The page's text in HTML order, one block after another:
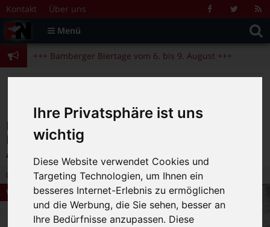
Ihre Privatsphäre ist uns
wichtig
Diese Website verwendet Cookies und
Targeting Technologien, um Ihnen ein
besseres Internet-Erlebnis zu ermöglichen
und die Werbung, die Sie sehen, besser an
Ihre Bedürfnisse anzupassen. Diese
Zum Inhalt springen
Kontakt Über uns FacebookTwitter
Menü
Suche
nach:
+++ Bamberger Biertage vom 6. bis 9. August +++
+++ Blues- und Jazzfestival vom 31.7. bis 9.8. +++
+++ Bamberger Biertage vom 6. bis 9. August +++
+++ Blues- und Jazzfestival vom 31.7. bis 9.8. +++
Buchvorstellung: Gabriele Wiesemann:
Rosa Brunner – Skulpturen, am 18.7. in der
Alten Hofhaltung
16.06.2020 16:14 | FN-Redaktion |
0
Veranstaltungstipps